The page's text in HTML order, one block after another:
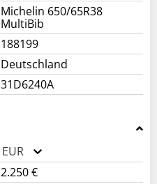
Michelin 650/65R38
MultiBib
188199
Deutschland
31D6240A
EUR
2.250 €